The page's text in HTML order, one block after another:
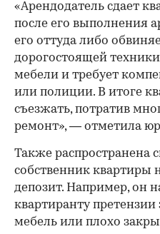
«Арендодатель сдает
после его выполнения
его оттуда либо
дорогостоящей
мебели и требует
или полиции. В итоге
съезжать, потратив
ремонт», — отметила
Также распространена
собственник квартиры
депозит. Например, он
квартиранту
мебель или плохо